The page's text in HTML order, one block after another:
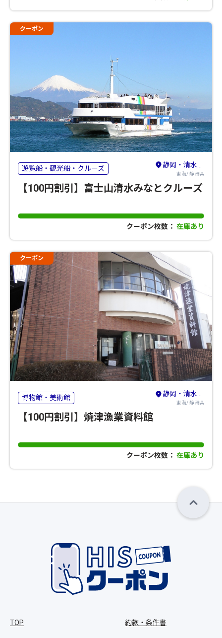
クーポン
遊覧船・観光船・クルーズ 静岡・清水・島田・藤枝・焼津
東海/ 静岡県
【100円割引】富士山清水みなとクルーズ
クーポン枚数： 在庫あり
クーポン
博物館・美術館 静岡・清水・島田・藤枝・焼津
東海/ 静岡県
【100円割引】焼津漁業資料館
クーポン枚数： 在庫あり
TOP 約款・条件書